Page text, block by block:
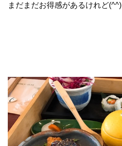
まだまだお得感があるけれど(^^)